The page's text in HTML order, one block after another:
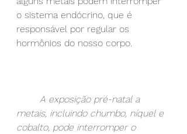
o sistema endócrino, que é
responsável por regular os
hormônios do nosso corpo.
A exposição pré-natal a
metais, incluindo chumbo, níquel e
cobalto, pode interromper o